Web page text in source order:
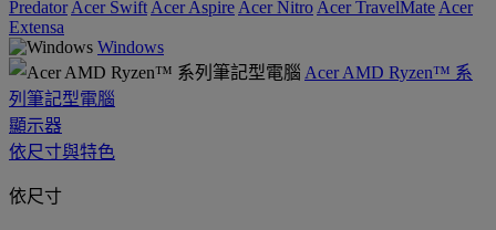
Predator Acer Swift Acer Aspire Acer Nitro Acer TravelMate Acer
Extensa
Windows
Acer AMD Ryzen™ 系
列筆記型電腦
顯示器
依尺寸與特色
依尺寸